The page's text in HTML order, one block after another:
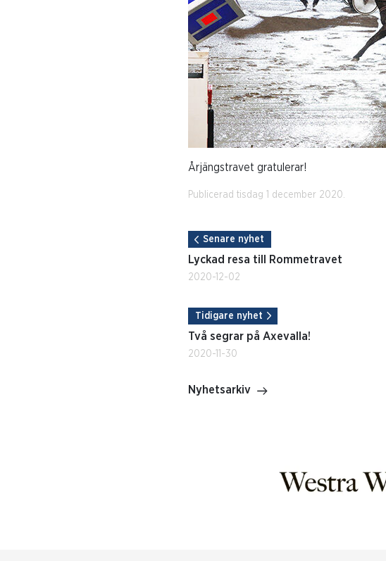
Årjängstravet gratulerar!
Publicerad tisdag 1 december 2020.
Senare nyhet
Lyckad resa till Rommetravet
2020-12-02
Tidigare nyhet
Två segrar på Axevalla!
2020-11-30
Nyhetsarkiv